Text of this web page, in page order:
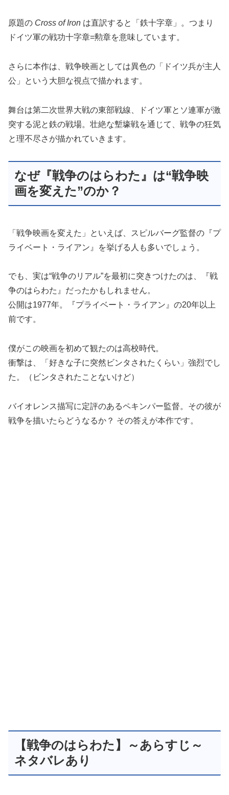
原題の Cross of Iron は直訳すると「鉄十字章」。つまり
ドイツ軍の戦功十字章=勲章を意味しています。
さらに本作は、戦争映画としては異色の「ドイツ兵が主人
公」という大胆な視点で描かれます。
舞台は第二次世界大戦の東部戦線、ドイツ軍とソ連軍が激
突する泥と鉄の戦場。壮絶な塹壕戦を通じて、戦争の狂気
と理不尽さが描かれていきます。
なぜ『戦争のはらわた』は“戦争映
画を変えた”のか？
「戦争映画を変えた」といえば、スピルバーグ監督の『プ
ライベート・ライアン』を挙げる人も多いでしょう。
でも、実は“戦争のリアル”を最初に突きつけたのは、『戦
争のはらわた』だったかもしれません。
公開は1977年。『プライベート・ライアン』の20年以上
前です。
僕がこの映画を初めて観たのは高校時代。
衝撃は、「好きな子に突然ビンタされたくらい」強烈でし
た。（ビンタされたことないけど）
バイオレンス描写に定評のあるペキンパー監督。その彼が
戦争を描いたらどうなるか？ その答えが本作です。
【戦争のはらわた】～あらすじ～
ネタバレあり